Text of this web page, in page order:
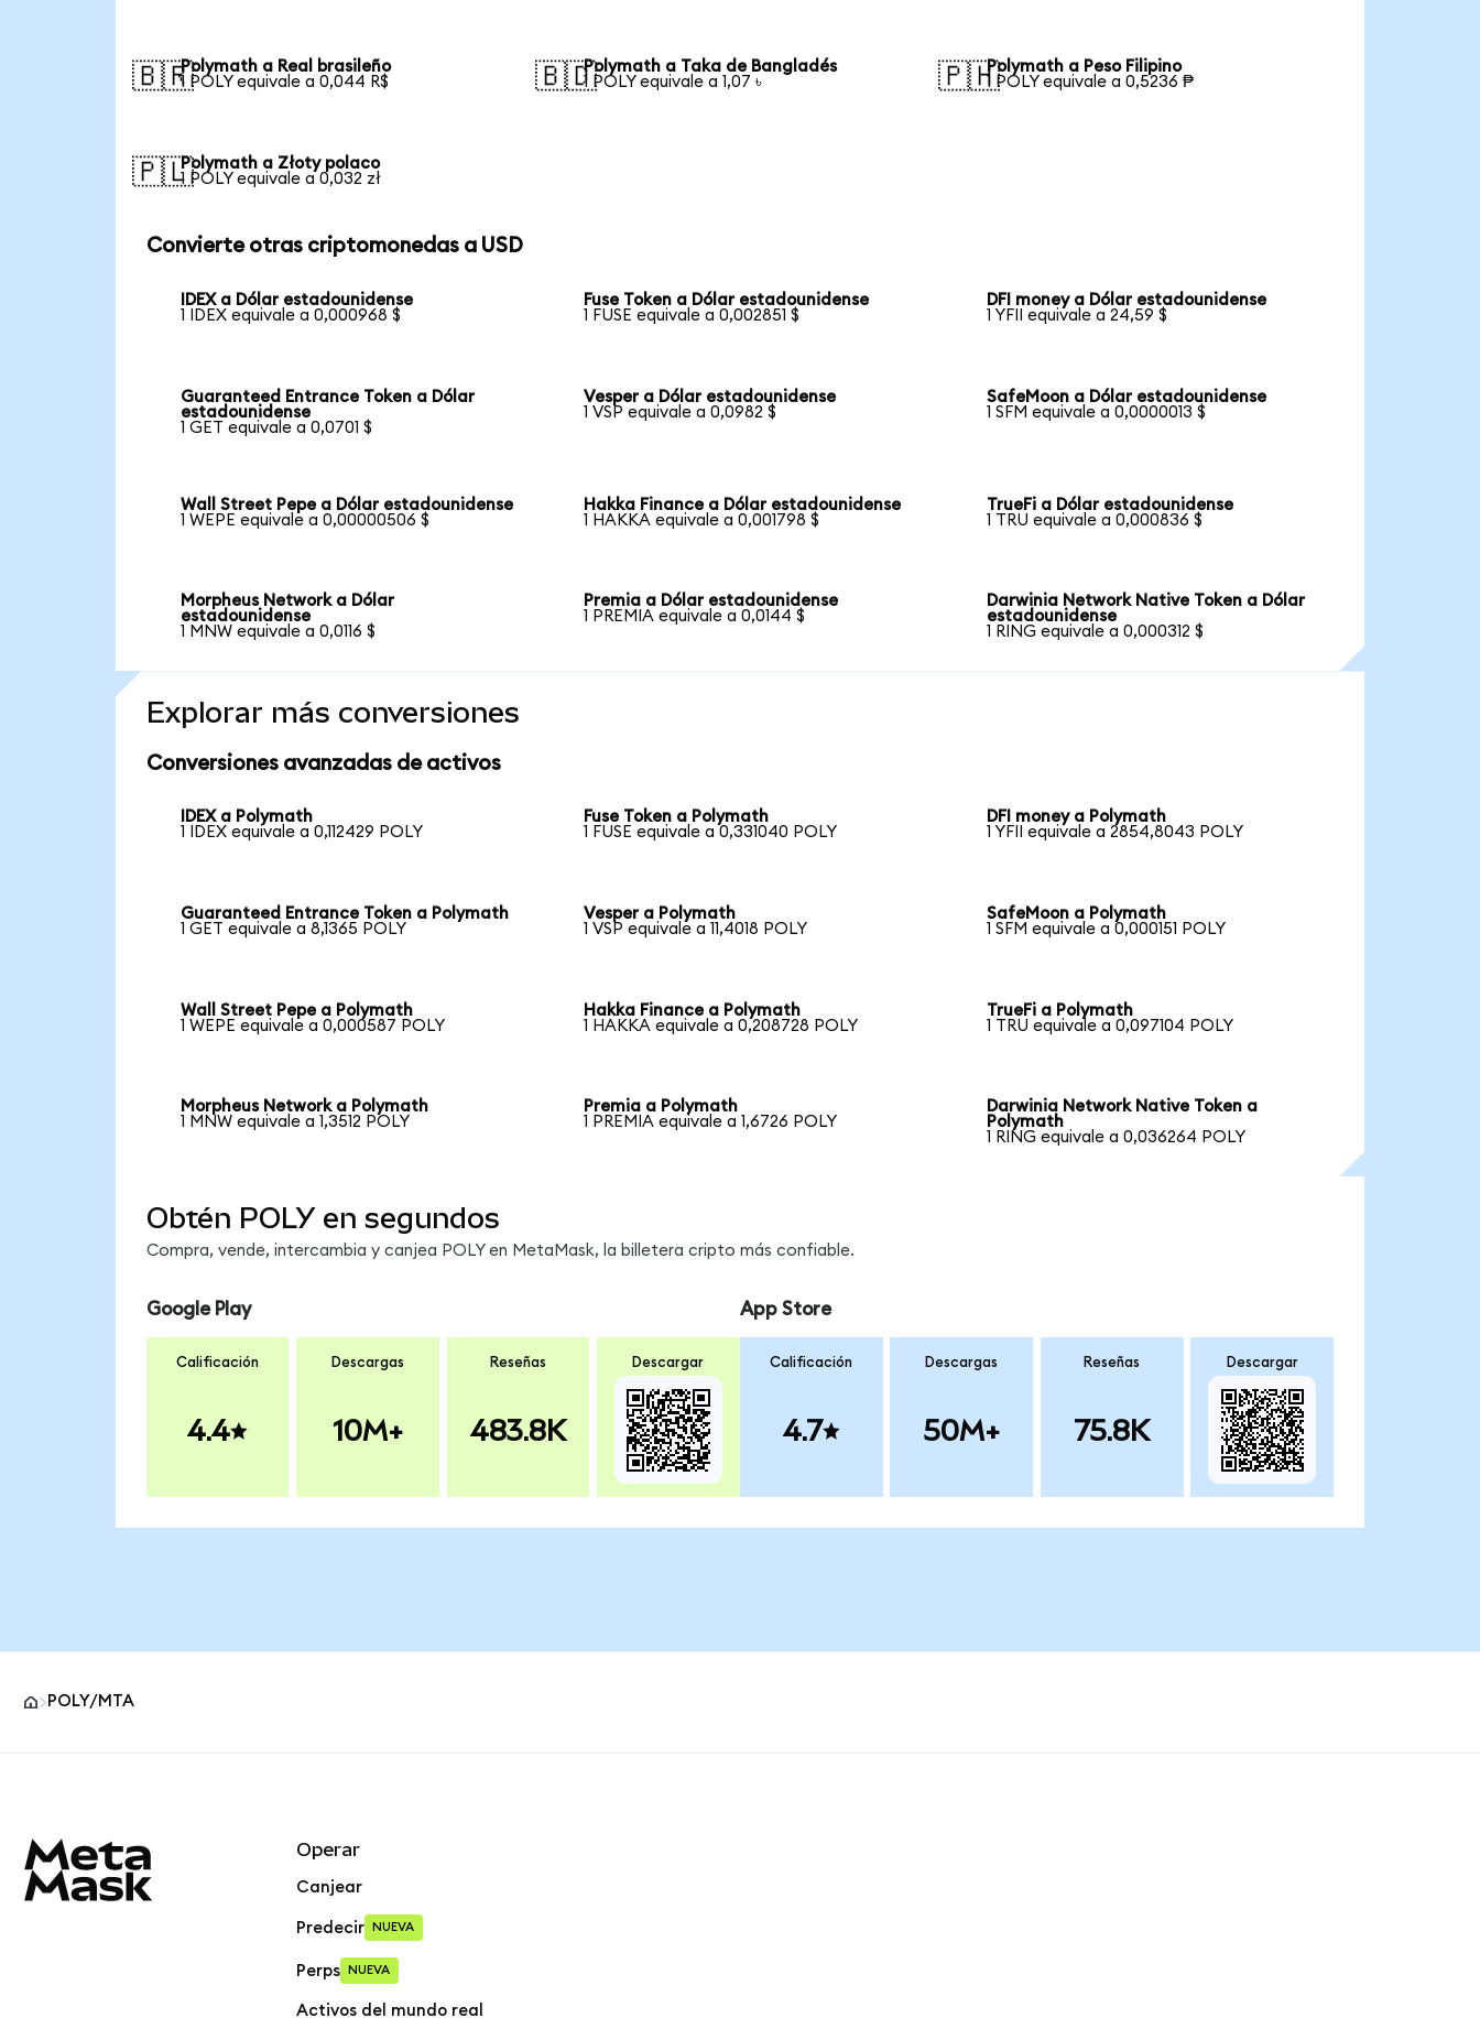
🇧🇷Polymath a Real brasileño
1 POLY equivale a 0,044 R$
🇧🇩Polymath a Taka de Bangladés
1 POLY equivale a 1,07 ৳
🇵🇭Polymath a Peso Filipino
1 POLY equivale a 0,5236 ₱
🇵🇱Polymath a Złoty polaco
1 POLY equivale a 0,032 zł
Convierte otras criptomonedas a USD
IDEX a Dólar estadounidense
1 IDEX equivale a 0,000968 $
Fuse Token a Dólar estadounidense
1 FUSE equivale a 0,002851 $
DFI money a Dólar estadounidense
1 YFII equivale a 24,59 $
Guaranteed Entrance Token a Dólar
estadounidense
1 GET equivale a 0,0701 $
Vesper a Dólar estadounidense
1 VSP equivale a 0,0982 $
SafeMoon a Dólar estadounidense
1 SFM equivale a 0,0000013 $
Wall Street Pepe a Dólar estadounidense
1 WEPE equivale a 0,00000506 $
Hakka Finance a Dólar estadounidense
1 HAKKA equivale a 0,001798 $
TrueFi a Dólar estadounidense
1 TRU equivale a 0,000836 $
Morpheus Network a Dólar
estadounidense
1 MNW equivale a 0,0116 $
Premia a Dólar estadounidense
1 PREMIA equivale a 0,0144 $
Darwinia Network Native Token a Dólar
estadounidense
1 RING equivale a 0,000312 $
Explorar más conversiones
Conversiones avanzadas de activos
IDEX a Polymath
1 IDEX equivale a 0,112429 POLY
Fuse Token a Polymath
1 FUSE equivale a 0,331040 POLY
DFI money a Polymath
1 YFII equivale a 2854,8043 POLY
Guaranteed Entrance Token a Polymath
1 GET equivale a 8,1365 POLY
Vesper a Polymath
1 VSP equivale a 11,4018 POLY
SafeMoon a Polymath
1 SFM equivale a 0,000151 POLY
Wall Street Pepe a Polymath
1 WEPE equivale a 0,000587 POLY
Hakka Finance a Polymath
1 HAKKA equivale a 0,208728 POLY
TrueFi a Polymath
1 TRU equivale a 0,097104 POLY
Morpheus Network a Polymath
1 MNW equivale a 1,3512 POLY
Premia a Polymath
1 PREMIA equivale a 1,6726 POLY
Darwinia Network Native Token a
Polymath
1 RING equivale a 0,036264 POLY
Obtén POLY en segundos
Compra, vende, intercambia y canjea POLY en MetaMask, la billetera cripto más confiable.
Google Play
Calificación
4.4
Descargas
10M+
Reseñas
483.8K
Descargar
App Store
Calificación
4.7
Descargas
50M+
Reseñas
75.8K
Descargar
POLY/MTA
Operar
Canjear
Predecir NUEVA
Perps NUEVA
Activos del mundo real